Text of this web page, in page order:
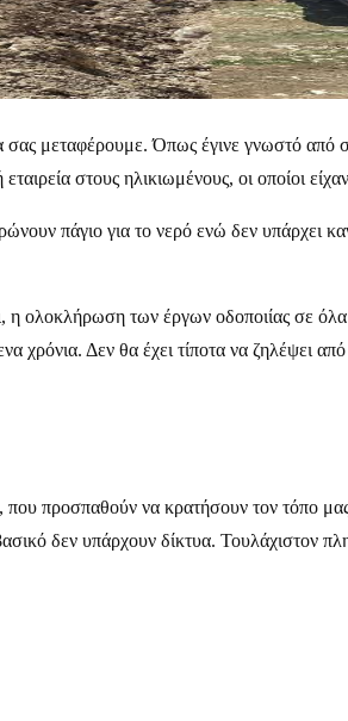
σας μεταφέρουμε. Όπως έγινε γνωστό
στους ηλικιωμένους, οι οποίοι
πάγιο για το νερό ενώ δεν υπάρχει
η ολοκλήρωση των έργων οδοποιίας σε
Δεν θα έχει τίποτα να ζηλέψει
προσπαθούν να κρατήσουν τον τόπο
δεν υπάρχουν δίκτυα. Τουλάχιστον